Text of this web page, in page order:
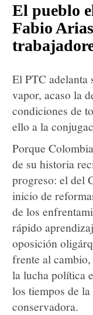
El pueblo
Fabio
El PTC adelanta
vapor, acaso la
condiciones de
ello a la
Porque
de su historia
progreso: el del
inicio de
de los
rápido
oposición
frente al
la lucha política
los tiempos de
conservadora.